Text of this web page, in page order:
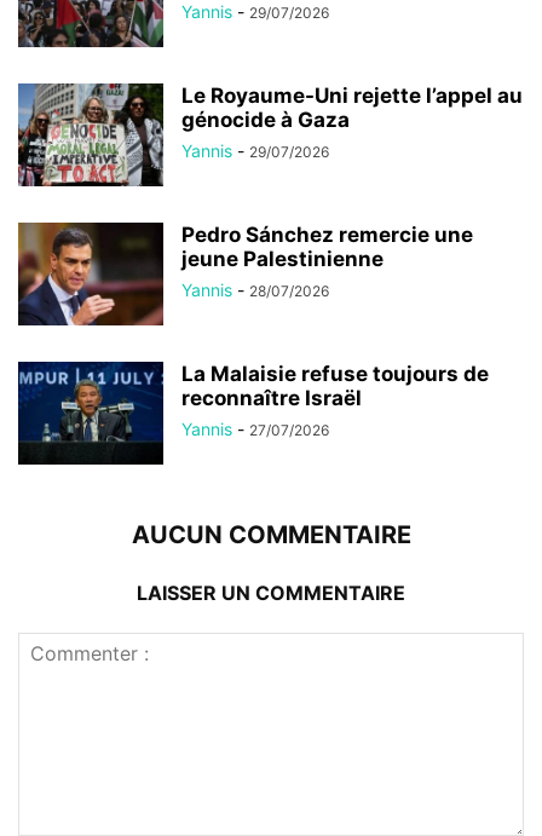
Yannis - 29/07/2026
Le Royaume-Uni rejette l’appel au
génocide à Gaza
Yannis - 29/07/2026
Pedro Sánchez remercie une
jeune Palestinienne
Yannis - 28/07/2026
La Malaisie refuse toujours de
reconnaître Israël
Yannis - 27/07/2026
AUCUN COMMENTAIRE
LAISSER UN COMMENTAIRE